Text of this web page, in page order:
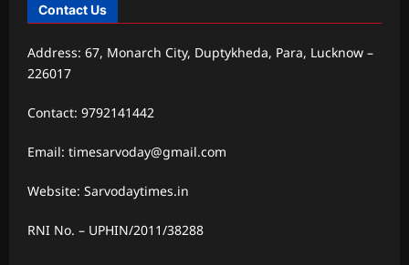
Contact Us
Address: 67, Monarch City, Duptykheda, Para, Lucknow –
226017
Contact: 9792141442
Email: timesarvoday@gmail.com
Website: Sarvodaytimes.in
RNI No. – UPHIN/2011/38288